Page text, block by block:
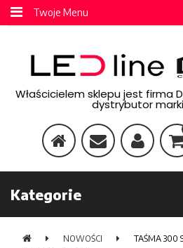
Twoje Menu
Właścicielem sklepu jest firma
dystrybutor marki
Kategorie
NOWOŚCI
TAŚMA 300